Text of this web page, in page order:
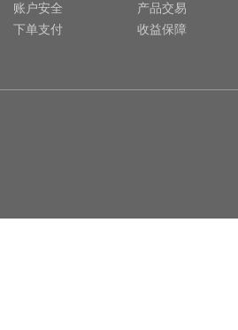
账户安全
下单支付
产品交易
收益保障